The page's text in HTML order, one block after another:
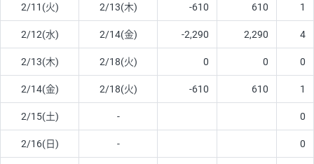
2/11(火) 2/13(木) -610 610 1
2/12(水) 2/14(金) -2,290 2,290 4
2/13(木) 2/18(火) 0 0 0
2/14(金) 2/18(火) -610 610 1
2/15(土) - 0
2/16(日) - 0